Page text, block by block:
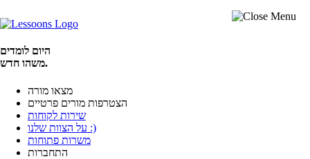
היום לומדים
משהו חדש.
מצאו מורה
הצטרפות מורים פרטיים
שירות לקוחות
על הצוות שלנו :)
משרות פתוחות
התחברות